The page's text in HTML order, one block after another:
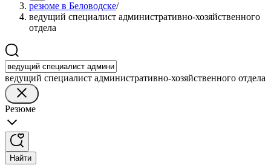
резюме в Беловодске/
ведущий специалист административно-хозяйственного
отдела
ведущий специалист административно-хозяйственного отдела
Резюме
Найти